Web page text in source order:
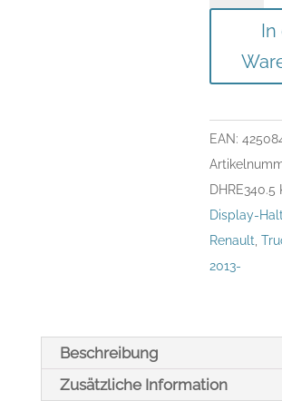
Truck
K,
T
ab
Bj.
´13
Menge
In
EAN:
DHRE340.5
Display-
Renault,
2013-
Beschreibung
Zusätzliche Information